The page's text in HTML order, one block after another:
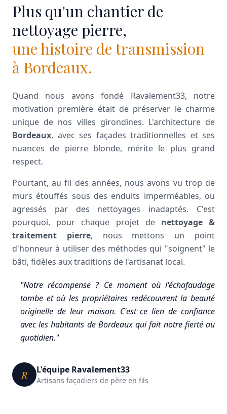
Plus qu'un chantier de
nettoyage pierre,
une histoire de transmission
à Bordeaux.
Quand nous avons fondé Ravalement33, notre
motivation première était de préserver le charme
unique de nos villes girondines. L'architecture de
Bordeaux, avec ses façades traditionnelles et ses
nuances de pierre blonde, mérite le plus grand
respect.
Pourtant, au fil des années, nous avons vu trop de
murs étouffés sous des enduits imperméables, ou
agressés par des nettoyages inadaptés. C'est
pourquoi, pour chaque projet de nettoyage &
traitement pierre, nous mettons un point
d'honneur à utiliser des méthodes qui "soignent" le
bâti, fidèles aux traditions de l'artisanat local.
"Notre récompense ? Ce moment où l'échafaudage
tombe et où les propriétaires redécouvrent la beauté
originelle de leur maison. C'est ce lien de confiance
avec les habitants de Bordeaux qui fait notre fierté au
quotidien."
R L'équipe Ravalement33
Artisans façadiers de père en fils